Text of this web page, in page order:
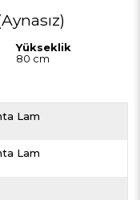
Yükseklik
80 cm
Lam
Lam